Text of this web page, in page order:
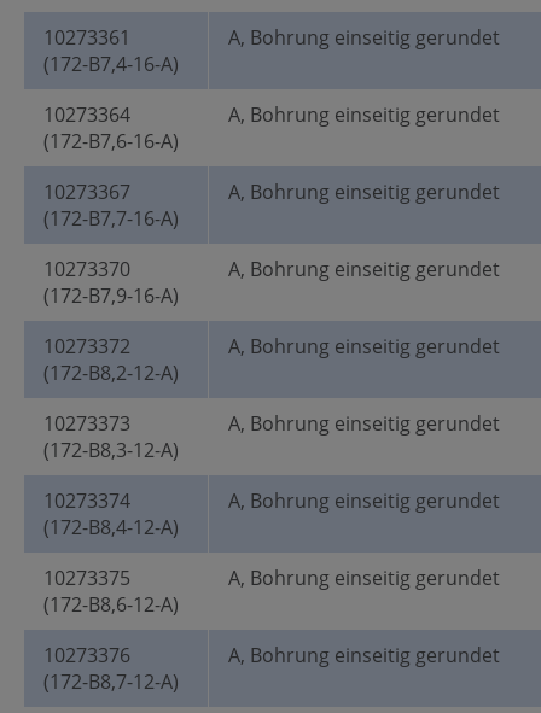
10273361
(172-B7,4-16-A)
A, Bohrung einseitig gerundet
10273364
(172-B7,6-16-A)
A, Bohrung einseitig gerundet
10273367
(172-B7,7-16-A)
A, Bohrung einseitig gerundet
10273370
(172-B7,9-16-A)
A, Bohrung einseitig gerundet
10273372
(172-B8,2-12-A)
A, Bohrung einseitig gerundet
10273373
(172-B8,3-12-A)
A, Bohrung einseitig gerundet
10273374
(172-B8,4-12-A)
A, Bohrung einseitig gerundet
10273375
(172-B8,6-12-A)
A, Bohrung einseitig gerundet
10273376
(172-B8,7-12-A)
A, Bohrung einseitig gerundet